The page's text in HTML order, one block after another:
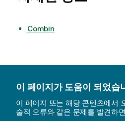
Combin
이 페이지가 도움이 되었습
이 페이지 또는 해당 콘텐츠에서
술적 오류와 같은 문제를 발견하